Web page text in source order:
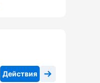
Действия